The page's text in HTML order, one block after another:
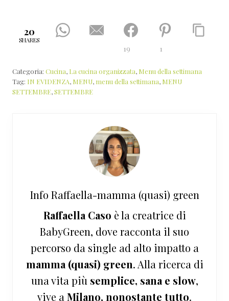
20
SHARES
19 1
Categoria: Cucina, La cucina organizzata, Menu della settimana
Tag: IN EVIDENZA, MENU, menu della settimana, MENU
SETTEMBRE,SETTEMBRE
Info Raffaella-mamma (quasi) green
Raffaella Caso è la creatrice di
BabyGreen, dove racconta il suo
percorso da single ad alto impatto a
mamma (quasi) green. Alla ricerca di
una vita più semplice, sana e slow,
vive a Milano, nonostante tutto.